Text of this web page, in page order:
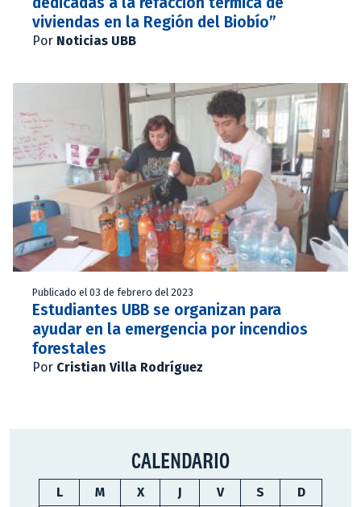
viviendas en la Región del Biobío”
Por Noticias UBB
Publicado el 03 de febrero del 2023
Estudiantes UBB se organizan para
ayudar en la emergencia por incendios
forestales
Por Cristian Villa Rodríguez
CALENDARIO
L M X J V S
D